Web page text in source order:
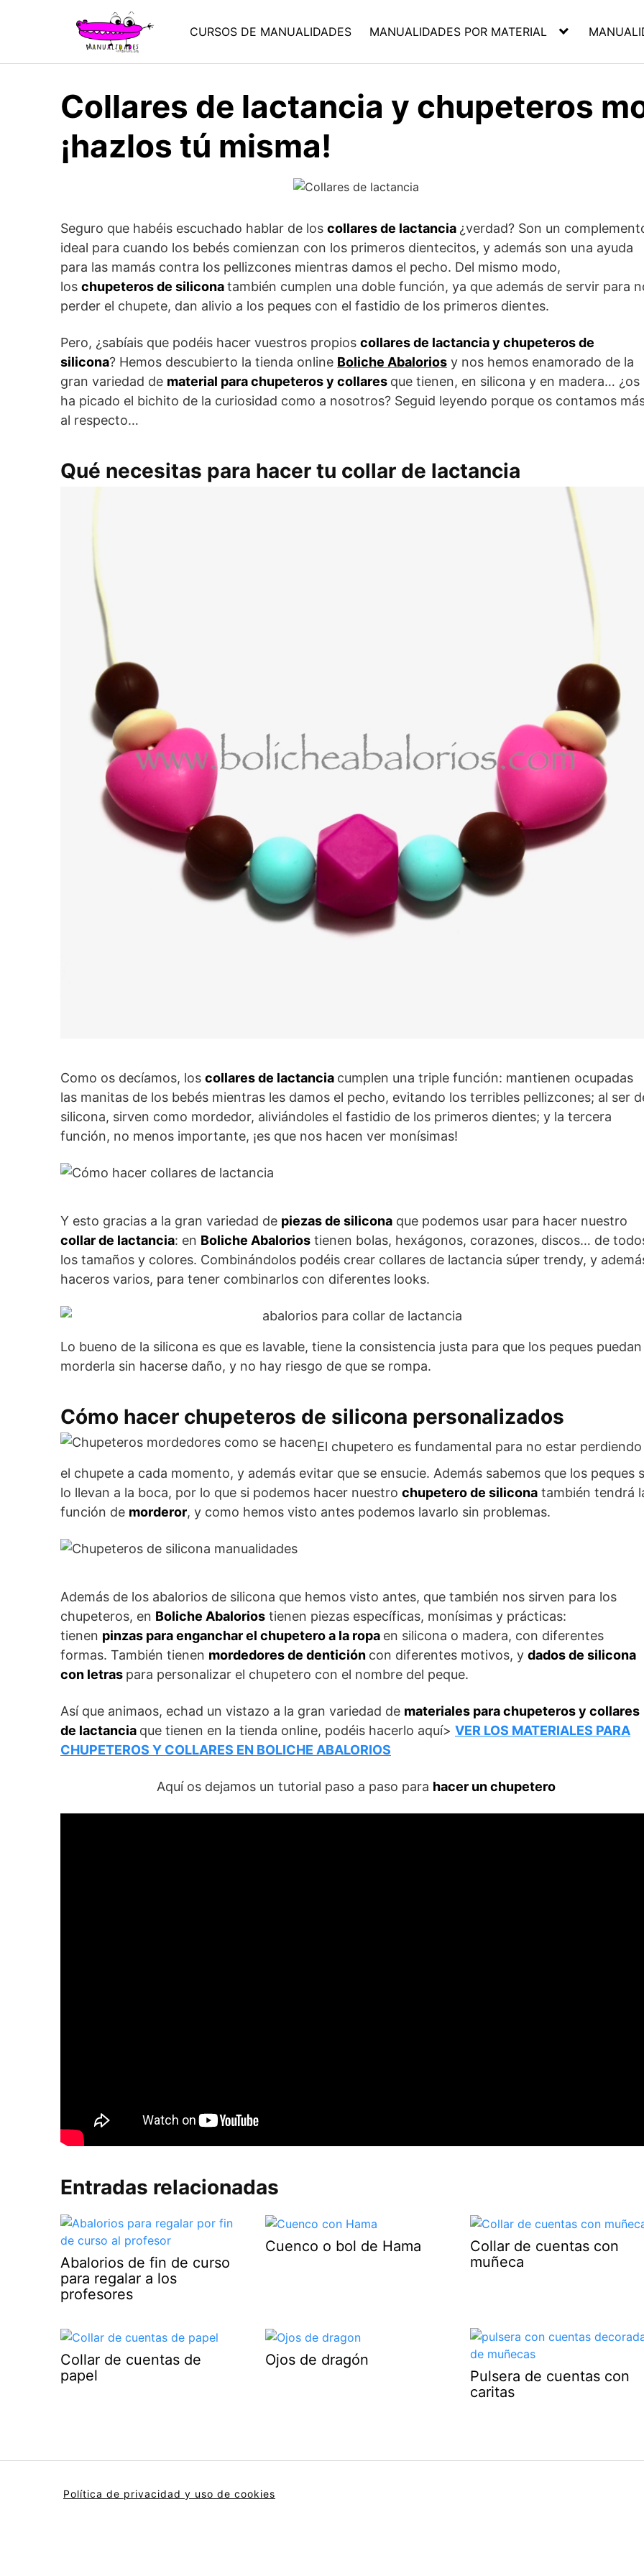
CURSOS DE MANUALIDADES MANUALIDADES POR MATERIAL
Collares de lactancia y chupeteros
¡hazlos tú misma!
Seguro que habéis escuchado hablar de los collares de lactancia ¿verdad? Son un
ideal para cuando los bebés comienzan con los primeros dientecitos, y además son una ayuda
para las mamás contra los pellizcones mientras damos el pecho. Del mismo modo,
los chupeteros de siliconatambién cumplen una doble función, ya que además de servir para
perder el chupete, dan alivio a los peques con el fastidio de los primeros dientes.
Pero, ¿sabíais que podéis hacer vuestros propios collares de lactancia y chupeteros de
silicona? Hemos descubierto la tienda online Boliche Abalorios y nos hemos enamorado de la
gran variedad de material para chupeteros y collares que tienen, en silicona y en madera… ¿os
ha picado el bichito de la curiosidad como a nosotros? Seguid leyendo porque os contamos
al respecto…
Qué necesitas para hacer tu collar de lactancia
Como os decíamos, los collares de lactancia cumplen una triple función: mantienen ocupadas
las manitas de los bebés mientras les damos el pecho, evitando los terribles pellizcones; al ser
silicona, sirven como mordedor, aliviándoles el fastidio de los primeros dientes; y la tercera
función, no menos importante, ¡es que nos hacen ver monísimas!
Y esto gracias a la gran variedad de piezas de silicona que podemos usar para hacer nuestro
collar de lactancia: en Boliche Abalorios tienen bolas, hexágonos, corazones, discos… de
los tamaños y colores. Combinándolos podéis crear collares de lactancia súper trendy, y
haceros varios, para tener combinarlos con diferentes looks.
Lo bueno de la silicona es que es lavable, tiene la consistencia justa para que los peques puedan
morderla sin hacerse daño, y no hay riesgo de que se rompa.
Cómo hacer chupeteros de silicona personalizados
El chupetero es fundamental para no estar perdiendo
el chupete a cada momento, y además evitar que se ensucie. Además sabemos que los peques
lo llevan a la boca, por lo que si podemos hacer nuestro chupetero de silicona también tendrá
función de morderor, y como hemos visto antes podemos lavarlo sin problemas.
Además de los abalorios de silicona que hemos visto antes, que también nos sirven para los
chupeteros, en Boliche Abalorios tienen piezas específicas, monísimas y prácticas:
tienen pinzas para enganchar el chupetero a la ropa en silicona o madera, con diferentes
formas. También tienen mordedores de dentición con diferentes motivos, y dados de silicona
con letras para personalizar el chupetero con el nombre del peque.
Así que animaos, echad un vistazo a la gran variedad de materiales para chupeteros y collares
de lactancia que tienen en la tienda online, podéis hacerlo aquí> VER LOS MATERIALES PARA
CHUPETEROS Y COLLARES EN BOLICHE ABALORIOS
Aquí os dejamos un tutorial paso a paso para hacer un chupetero
Entradas relacionadas
Abalorios de fin de curso
para regalar a los
profesores
Cuenco o bol de Hama
Collar de cuentas con
muñeca
Collar de cuentas de
papel
Ojos de dragón
Pulsera de cuentas con
caritas
Política de privacidad y uso de cookies